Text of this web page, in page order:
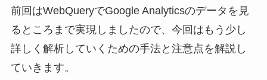
前回はWebQueryでGoogle Analyticsのデータを見
るところまで実現しましたので、今回はもう少し
詳しく解析していくための手法と注意点を解説し
ていきます。